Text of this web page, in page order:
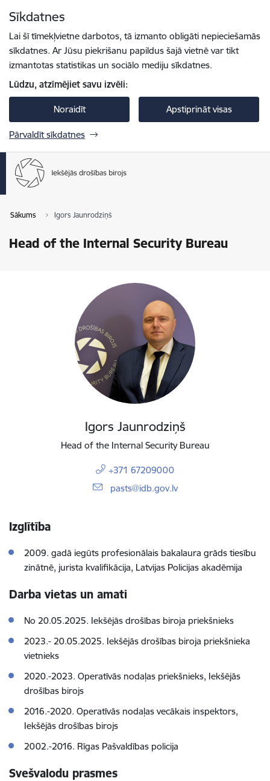
Sīkdatnes
Lai šī tīmekļvietne darbotos, tā izmanto obligāti nepieciešamās
sīkdatnes. Ar Jūsu piekrišanu papildus šajā vietnē var tikt
izmantotas statistikas un sociālo mediju sīkdatnes.
Lūdzu, atzīmējiet savu izvēli:
Noraidīt Apstiprināt visas
Pārvaldīt sīkdatnes
Sākums Igors Jaunrodziņš
Head of the Internal Security Bureau
Igors Jaunrodziņš
Head of the Internal Security Bureau
+371 67209000
E-pasts:
pasts@idb.gov.lv
Izglītība
2009. gadā iegūts profesionālais bakalaura grāds tiesību
zinātnē, jurista kvalifikācija, Latvijas Policijas akadēmija
Darba vietas un amati
No 20.05.2025. Iekšējās drošības biroja priekšnieks
2023.- 20.05.2025. Iekšējās drošības biroja priekšnieka
vietnieks
2020.-2023. Operatīvās nodaļas priekšnieks, Iekšējās
drošības birojs
2016.-2020. Operatīvās nodaļas vecākais inspektors,
Iekšējās drošības birojs
2002.-2016. Rīgas Pašvaldības policija
Svešvalodu prasmes